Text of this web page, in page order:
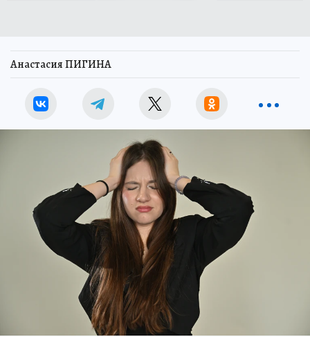
Анастасия ПИГИНА